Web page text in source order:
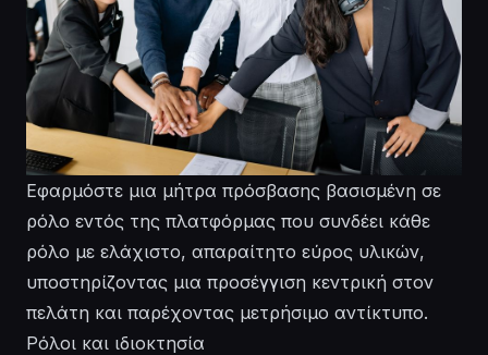
Εφαρμόστε μια μήτρα πρόσβασης βασισμένη σε
ρόλο εντός της πλατφόρμας που συνδέει κάθε
ρόλο με ελάχιστο, απαραίτητο εύρος υλικών,
υποστηρίζοντας μια προσέγγιση κεντρική στον
πελάτη και παρέχοντας μετρήσιμο αντίκτυπο.
Ρόλοι και ιδιοκτησία